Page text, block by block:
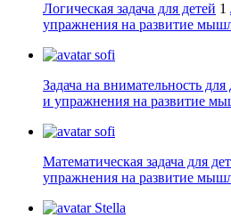
Логическая задача для детей 1
упражнения на развитие
sofi
Задача на внимательность для
и упражнения на развитие
sofi
Математическая задача для
упражнения на развитие
Stella